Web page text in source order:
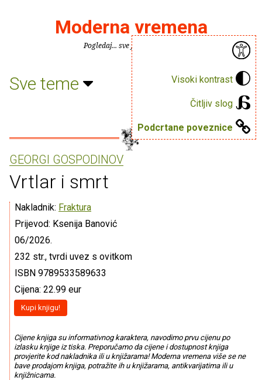
Visoki kontrast
Čitljiv slog
Podcrtane poveznice
Moderna vremena
Pogledaj... sve je puno knjiga.
Sve teme
GEORGI GOSPODINOV
Vrtlar i smrt
Nakladnik: Fraktura
Prijevod: Ksenija Banović
06/2026.
232 str., tvrdi uvez s ovitkom
ISBN 9789533589633
Cijena: 22.99 eur
Kupi knjigu!
Cijene knjiga su informativnog karaktera, navodimo prvu cijenu po
izlasku knjige iz tiska. Preporučamo da cijene i dostupnost knjiga
provjerite kod nakladnika ili u knjižarama! Moderna vremena više se ne
bave prodajom knjiga, potražite ih u knjižarama, antikvarijatima ili u
knjižnicama.